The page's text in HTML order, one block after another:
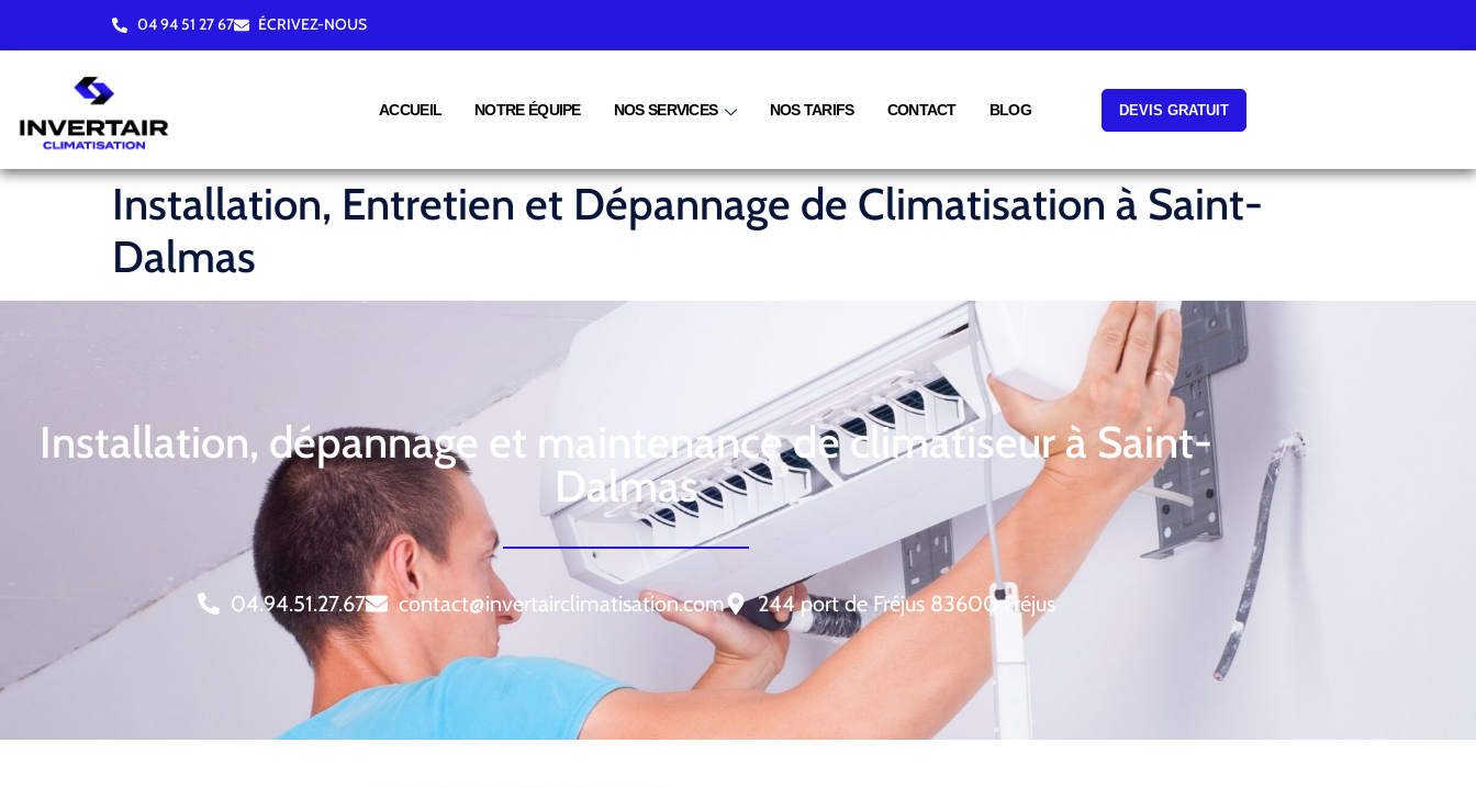
04 94 51 27 67 ÉCRIVEZ-NOUS
ACCUEIL NOTRE ÉQUIPE NOS SERVICES NOS TARIFS CONTACT BLOG DEVIS GRATUIT
Installation, Entretien et Dépannage de Climatisation à Saint-
Dalmas
Installation, dépannage et maintenance de climatiseur à Saint-
Dalmas
04.94.51.27.67 contact@invertairclimatisation.com 244 port de Fréjus 83600 Fréjus